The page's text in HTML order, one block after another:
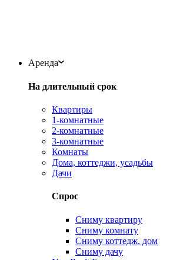
Аренда
На длительный срок
Квартиры
1-комнатные
2-комнатные
3-комнатные
Комнаты
Дома, коттеджи, усадьбы
Дачи
Спрос
Сниму квартиру
Сниму комнату
Сниму коттедж, дом
Сниму дачу